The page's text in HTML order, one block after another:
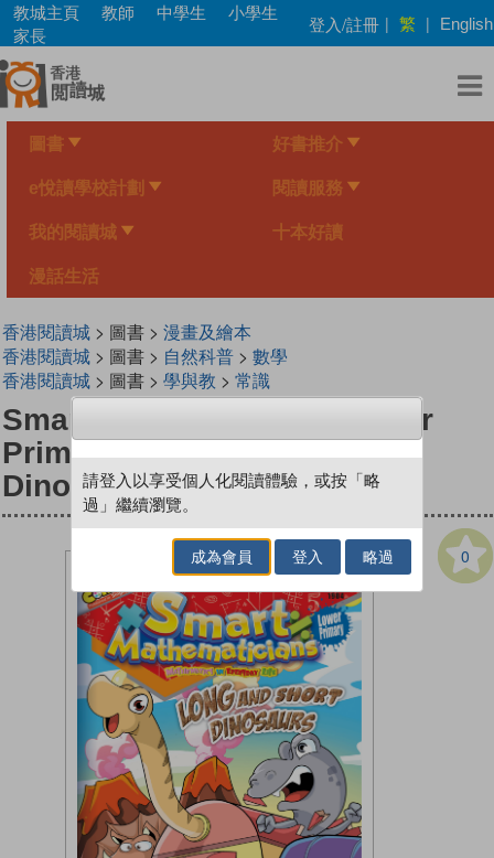
Skip
main
content
教城主頁 教師 中學生
小學生
家長
登入/註冊 | 繁 | English
圖書 好書推介
e悅讀學校計劃 閱讀服務
我的閱讀城 十本好讀
漫話生活
香港閱讀城> 圖書 > 漫畫及繪本
香港閱讀城> 圖書 > 自然科普> 數學
香港閱讀城> 圖書 > 學與教 > 常識
Smart Mathematicians Lower
Primary-34 Long And Short
Dinosaurs
0
請登入以享受個人化閱讀體驗，或按「略
過」繼續瀏覽。
成為會員 登入 略過